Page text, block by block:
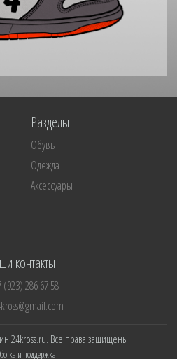
Разделы
Обувь
Одежда
Аксессуары
контакты
(923) 286 67 58
24kross.ru. Все права защищены.
и поддержка: